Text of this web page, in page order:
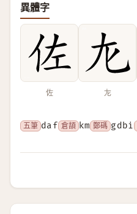
異體字
佐 㔫
五筆 daf 倉頡 km 鄭碼 gdbi